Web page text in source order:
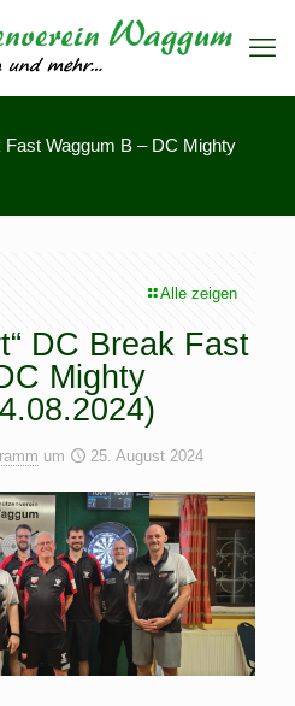
Fast Waggum B – DC Mighty
Alle zeigen
DC Break Fast
Mighty
um 25. August 2024